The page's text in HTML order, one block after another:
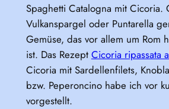
Spaghetti Catalogna mit Cicoria.
Vulkanspargel oder Puntarella
Gemüse, das vor allem um Rom
ist. Das Rezept Cicoria ripassata
Cicoria mit Sardellenfilets,
bzw. Peperoncino habe ich vor
vorgestellt.